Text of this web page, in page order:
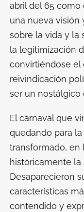
abril del 65 como
una nueva visión
sobre la vida y la
la legitimización
convirtiéndose el
reivindicación
ser un nostálgico
El carnaval que
quedando para
transformado, en
históricamente la
Desaparecieron
características
contendido y